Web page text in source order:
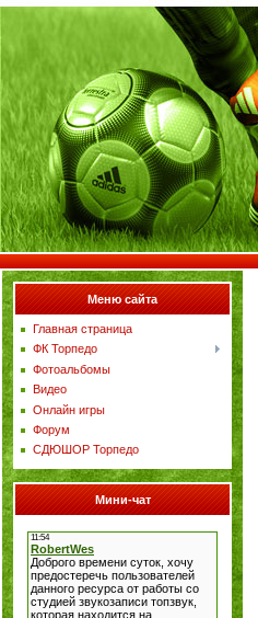
Меню сайта
Главная страница
ФК Торпедо
Фотоальбомы
Видео
Онлайн игры
Форум
СДЮШОР Торпедо
Мини-чат